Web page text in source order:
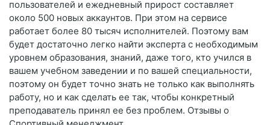
пользователей и ежедневный прирост составляет
около 500 новых аккаунтов. При этом на сервисе
работает более 80 тысяч исполнителей. Поэтому вам
будет достаточно легко найти эксперта с необходимым
уровнем образования, знаний, даже того, кто учился в
вашем учебном заведении и по вашей специальности,
поэтому он будет точно знать не только как выполнять
работу, но и как сделать ее так, чтобы конкретный
преподаватель принял ее без проблем. Отзывы о